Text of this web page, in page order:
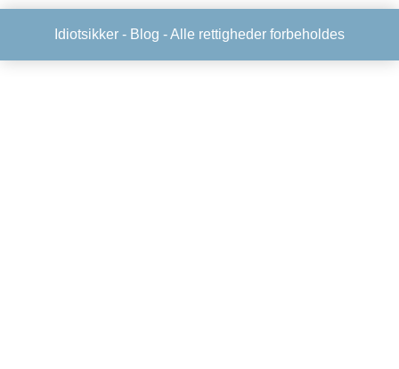
Idiotsikker - Blog - Alle rettigheder forbeholdes